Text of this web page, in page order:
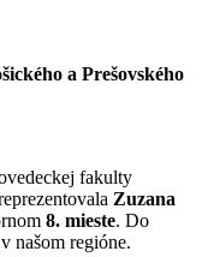
a Prešovského
fakulty
Zuzana
8. mieste. Do
našom regióne.